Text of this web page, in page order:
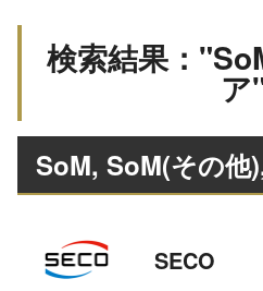
検索結果：
ア
SoM, SoM(その他)
SECO